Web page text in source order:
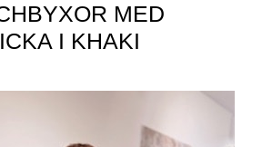
MED
I KHAKI